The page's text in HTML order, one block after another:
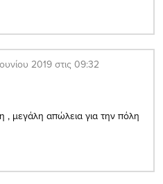
2019 στις 09:32
, μεγάλη απώλεια για την πόλη